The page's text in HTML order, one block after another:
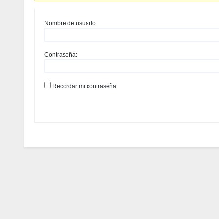
Nombre de usuario:
Contraseña:
Recordar mi contraseña